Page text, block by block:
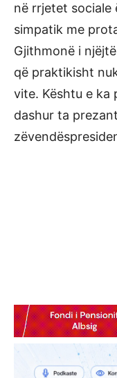
në rrjetet sociale
simpatik me
Gjithmonë i
që praktikisht
vite. Kështu e ka
dashur ta